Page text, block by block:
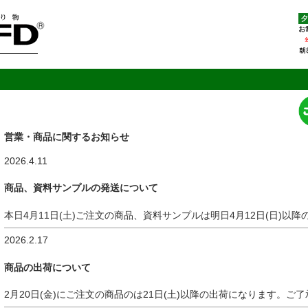
営業・商品に関するお知らせ
2026.4.11
商品、資料サンプルの発送について
本日4月11日(土)ご注文の商品、資料サンプルは明日4月12日(日)以降
2026.2.17
商品の出荷について
2月20日(金)にご注文の商品のは21日(土)以降の出荷になります。ご